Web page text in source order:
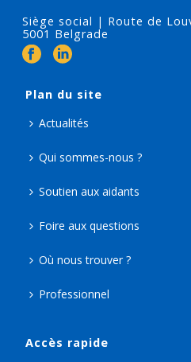
Siège social | Route de
5001 Belgrade
Plan du site
Actualités
Qui sommes-nous ?
Soutien aux aidants
Foire aux questions
Où nous trouver ?
Professionnel
Accès rapide